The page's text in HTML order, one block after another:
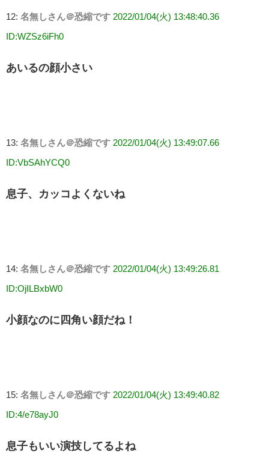
12: 名無しさん＠恐縮です 2022/01/04(火) 13:48:40.36
ID:WZSz6iFh0
あいるの顔小さい
13: 名無しさん＠恐縮です 2022/01/04(火) 13:49:07.66
ID:VbSAhYCQ0
息子、カッコよくないね
14: 名無しさん＠恐縮です 2022/01/04(火) 13:49:26.81
ID:OjILBxbW0
小顔なのに四角い顔だね！
15: 名無しさん＠恐縮です 2022/01/04(火) 13:49:40.82
ID:4/e78ayJ0
息子もいい演技してるよね